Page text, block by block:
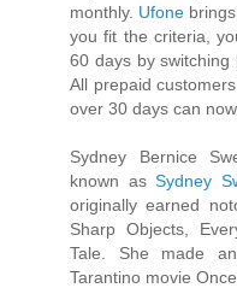
monthly. Ufone
you fit the criteria,
60 days by switching
All prepaid
over 30 days can
Sydney Bernice
known asSydney
originally earned
Sharp Objects,
Tale. She made
Tarantino movie